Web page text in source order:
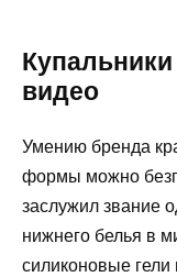
видео
Умению бренда
формы можно
заслужил звание
нижнего белья в
силиконовые